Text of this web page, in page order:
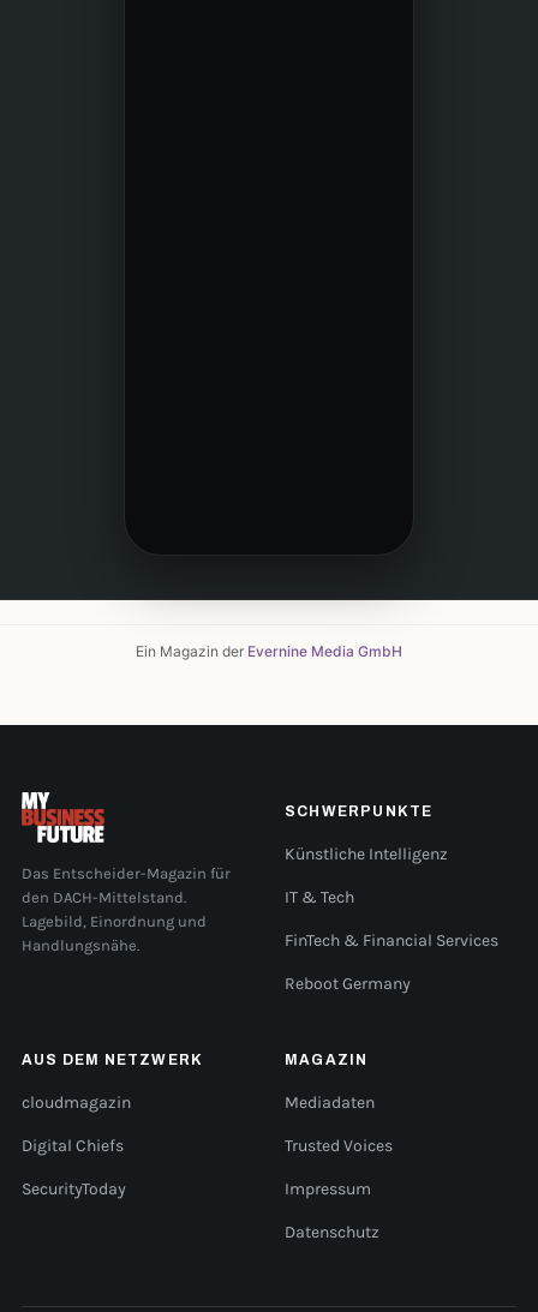
Ein Magazin der Evernine Media GmbH
Das Entscheider-Magazin für
den DACH-Mittelstand.
Lagebild, Einordnung und
Handlungsnähe.
SCHWERPUNKTE
Künstliche Intelligenz
IT & Tech
FinTech & Financial Services
Reboot Germany
AUS DEM NETZWERK
cloudmagazin
Digital Chiefs
SecurityToday
MAGAZIN
Mediadaten
Trusted Voices
Impressum
Datenschutz